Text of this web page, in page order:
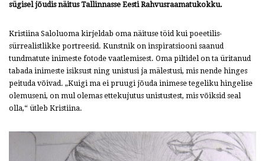
sügisel jõudis näitus Tallinnasse Eesti Rahvusraamatukokku.
Kristiina Saloluoma kirjeldab oma näituse töid kui poeetilis-
sürrealistlikke portreesid. Kunstnik on inspiratsiooni saanud
tundmatute inimeste fotode vaatlemisest. Oma piltidel on ta üritanud
tabada inimeste isiksust ning unistusi ja mälestusi, mis nende hinges
peituda võivad. „Kuigi ma ei pruugi jõuda inimese tegeliku hingelise
olemuseni, on mul olemas ettekujutus unistustest, mis võiksid seal
olla,“ ütleb Kristiina.